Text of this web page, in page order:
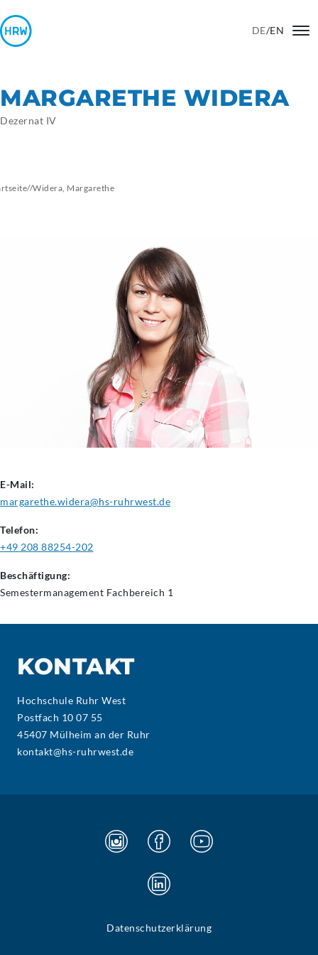
DE/EN
MARGARETHE WIDERA
Dezernat IV
//Widera, Margarethe
E-Mail:
margarethe.widera@hs-ruhrwest.de
Telefon:
+49 208 88254-202
Beschäftigung:
Semestermanagement Fachbereich 1
KONTAKT
Hochschule Ruhr West
Postfach 10 07 55
45407 Mülheim an der Ruhr
kontakt@hs-ruhrwest.de
Datenschutzerklärung